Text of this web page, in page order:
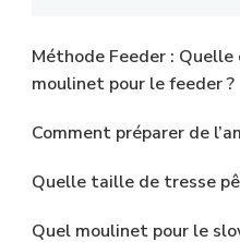
Méthode Feeder :
moulinet pour le feeder ?
Comment préparer de
Quelle taille de tresse
Quel moulinet pour le